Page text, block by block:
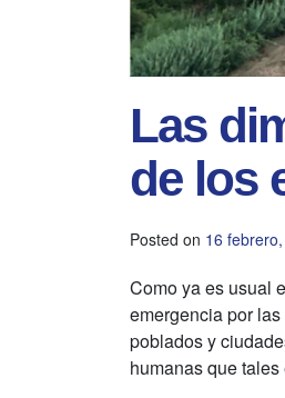
Las
de los
Posted on 16
Como ya es usual
emergencia por
poblados y
humanas que